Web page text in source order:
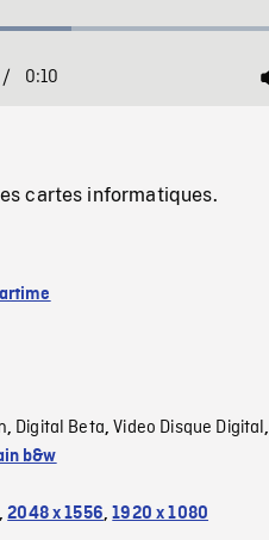
Loaded:
/ 0:10
cartes informatiques.
, Digital Beta,Video Disque Digital,
b&w
,2048 x 1556,1920 x 1080